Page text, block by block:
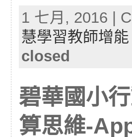
1 七月, 2016 |
慧學習教師增能
closed
碧華國小
算思維-